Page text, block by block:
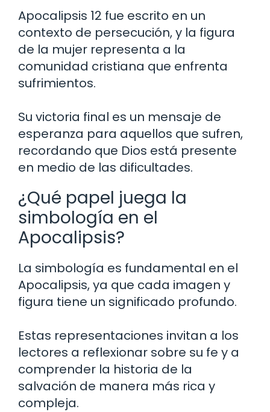
Apocalipsis 12 fue escrito en un
contexto de persecución, y la figura
de la mujer representa a la
comunidad cristiana que enfrenta
sufrimientos.
Su victoria final es un mensaje de
esperanza para aquellos que sufren,
recordando que Dios está presente
en medio de las dificultades.
¿Qué papel juega la
simbología en el
Apocalipsis?
La simbología es fundamental en el
Apocalipsis, ya que cada imagen y
figura tiene un significado profundo.
Estas representaciones invitan a los
lectores a reflexionar sobre su fe y a
comprender la historia de la
salvación de manera más rica y
compleja.